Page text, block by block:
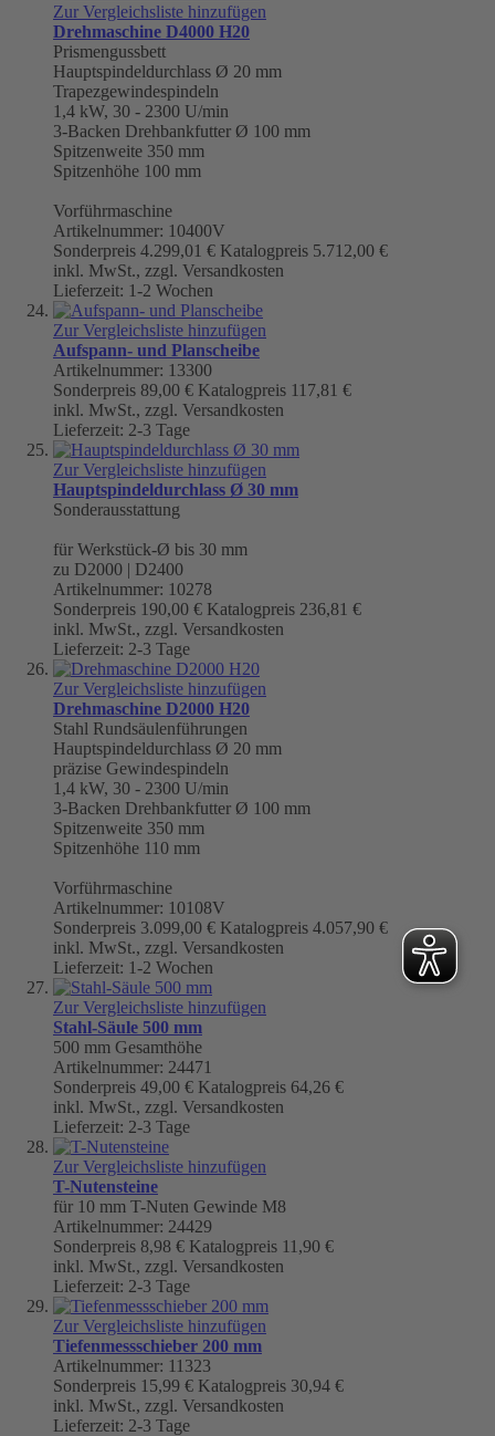
Zur Vergleichsliste hinzufügen
Drehmaschine D4000 H20
Prismengussbett
Hauptspindeldurchlass Ø 20 mm
Trapezgewindespindeln
1,4 kW, 30 - 2300 U/min
3-Backen Drehbankfutter Ø 100 mm
Spitzenweite 350 mm
Spitzenhöhe 100 mm
Vorführmaschine
Artikelnummer: 10400V
Sonderpreis 4.299,01 € Katalogpreis 5.712,00 €
inkl. MwSt., zzgl. Versandkosten
Lieferzeit: 1-2 Wochen
Zur Vergleichsliste hinzufügen
Aufspann- und Planscheibe
Artikelnummer: 13300
Sonderpreis 89,00 € Katalogpreis 117,81 €
inkl. MwSt., zzgl. Versandkosten
Lieferzeit: 2-3 Tage
Zur Vergleichsliste hinzufügen
Hauptspindeldurchlass Ø 30 mm
Sonderausstattung
für Werkstück-Ø bis 30 mm
zu D2000 | D2400
Artikelnummer: 10278
Sonderpreis 190,00 € Katalogpreis 236,81 €
inkl. MwSt., zzgl. Versandkosten
Lieferzeit: 2-3 Tage
Zur Vergleichsliste hinzufügen
Drehmaschine D2000 H20
Stahl Rundsäulenführungen
Hauptspindeldurchlass Ø 20 mm
präzise Gewindespindeln
1,4 kW, 30 - 2300 U/min
3-Backen Drehbankfutter Ø 100 mm
Spitzenweite 350 mm
Spitzenhöhe 110 mm
Vorführmaschine
Artikelnummer: 10108V
Sonderpreis 3.099,00 € Katalogpreis 4.057,90 €
inkl. MwSt., zzgl. Versandkosten
Lieferzeit: 1-2 Wochen
Zur Vergleichsliste hinzufügen
Stahl-Säule 500 mm
500 mm Gesamthöhe
Artikelnummer: 24471
Sonderpreis 49,00 € Katalogpreis 64,26 €
inkl. MwSt., zzgl. Versandkosten
Lieferzeit: 2-3 Tage
Zur Vergleichsliste hinzufügen
T-Nutensteine
für 10 mm T-Nuten Gewinde M8
Artikelnummer: 24429
Sonderpreis 8,98 € Katalogpreis 11,90 €
inkl. MwSt., zzgl. Versandkosten
Lieferzeit: 2-3 Tage
Zur Vergleichsliste hinzufügen
Tiefenmessschieber 200 mm
Artikelnummer: 11323
Sonderpreis 15,99 € Katalogpreis 30,94 €
inkl. MwSt., zzgl. Versandkosten
Lieferzeit: 2-3 Tage